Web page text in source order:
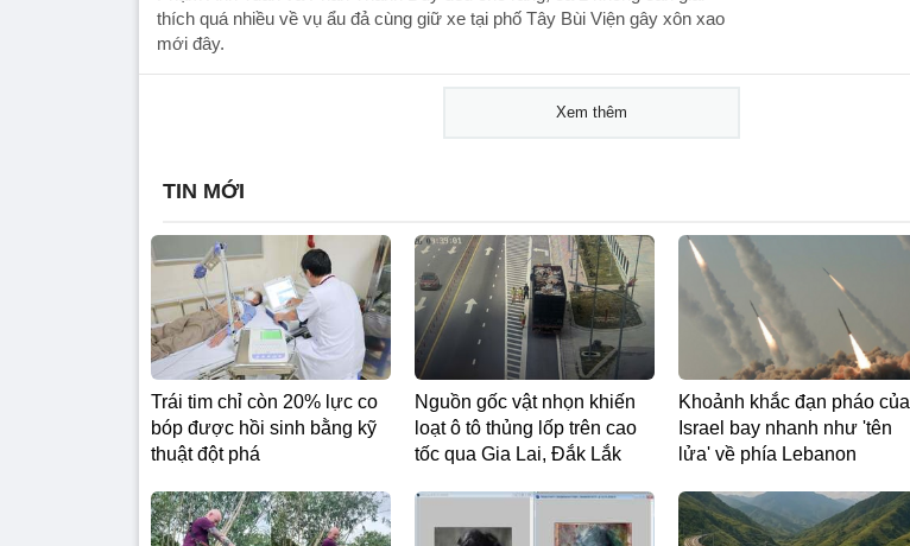
thích quá nhiều về vụ ẩu đả cùng giữ xe tại phố Tây Bùi Viện gây xôn xao
mới đây.
Xem thêm
TIN MỚI
Trái tim chỉ còn 20% lực co
bóp được hồi sinh bằng kỹ
thuật đột phá
Nguồn gốc vật nhọn khiến
loạt ô tô thủng lốp trên cao
tốc qua Gia Lai, Đắk Lắk
Khoảnh khắc đạn pháo của
Israel bay nhanh như 'tên
lửa' về phía Lebanon